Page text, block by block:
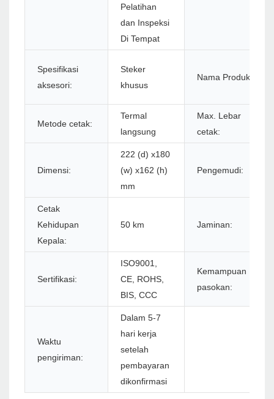
Pelatihan
dan Inspeksi
Di Tempat
Spesifikasi
aksesori:
Steker
khusus
Nama Produk:
Metode cetak:
Termal
langsung
Max. Lebar
cetak:
Dimensi:
222 (d) x180
(w) x162 (h)
mm
Pengemudi:
Cetak
Kehidupan
Kepala:
50 km Jaminan:
Sertifikasi:
ISO9001,
CE, ROHS,
BIS, CCC
Kemampuan
pasokan:
Waktu
pengiriman:
Dalam 5-7
hari kerja
setelah
pembayaran
dikonfirmasi